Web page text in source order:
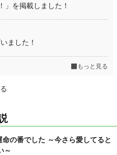
」を掲載しました！
ました！
もっと見る
命の番でした ～今さら愛してると
～